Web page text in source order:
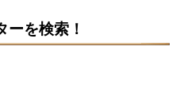
ーを検索！